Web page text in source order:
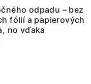
odpadu – bez
fólií a papierových
no vďaka